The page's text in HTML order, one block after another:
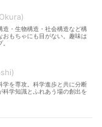
造・生物構造・社会構造など構
もちゃにも目がない。趣味は
学を専攻。科学進歩と共に分断
学知識とふれあう場の創出を